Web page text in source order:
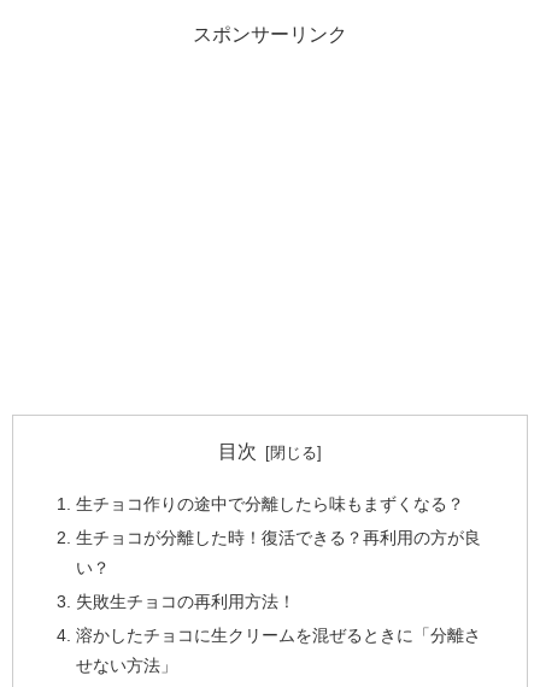
スポンサーリンク
目次
生チョコ作りの途中で分離したら味もまずくなる？
生チョコが分離した時！復活できる？再利用の方が良
い？
失敗生チョコの再利用方法！
溶かしたチョコに生クリームを混ぜるときに「分離さ
せない方法」